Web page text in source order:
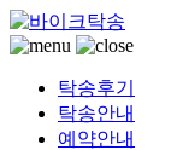
바이크탁
전국 바이
탁송후기
탁송안내
예약안내